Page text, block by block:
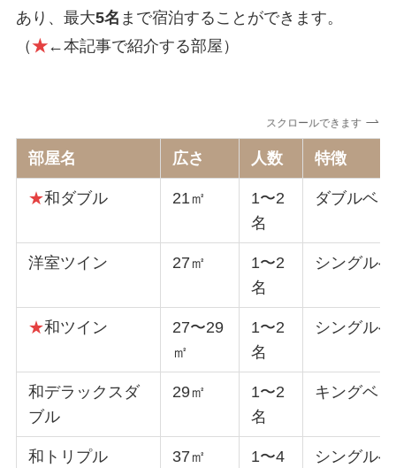
あり、最大5名 まで宿泊することができ ます。
（★←本記事で紹介する部屋 ）
スクロールできます
部屋名 広さ 人数 特徴
★和ダブル 21㎡
1〜2
名
ダブルベ
洋室ツイン 27㎡
1〜2
名
シングル
★和ツイン
27〜29
㎡
1〜2
名
シングル
和デラックスダ
ブル
29㎡
1〜2
名
キングベ
和トリプル 37㎡
1〜4
シングル